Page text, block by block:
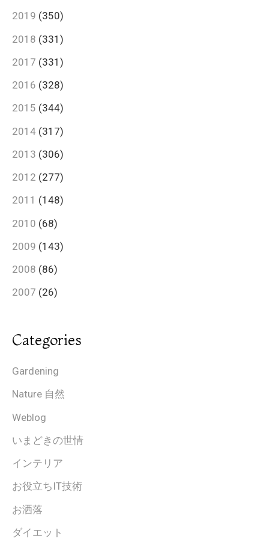
2019 (350)
2018 (331)
2017 (331)
2016 (328)
2015 (344)
2014 (317)
2013 (306)
2012 (277)
2011 (148)
2010 (68)
2009 (143)
2008 (86)
2007 (26)
Categories
Gardening
Nature 自然
Weblog
いまどきの世情
インテリア
お役立ちIT技術
お洒落
ダイエット